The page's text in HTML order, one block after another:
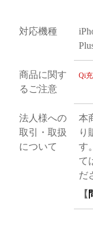
対応機種
商品に関す
るご注意
Qi
法人様への
取引・取扱
について
本
り
す
て
だ
【